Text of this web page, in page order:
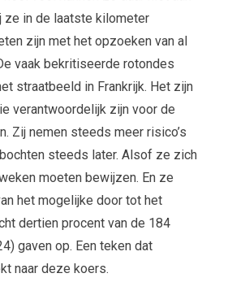
ze in de laatste kilometer
zijn met het opzoeken van al
vaak bekritiseerde rotondes
straatbeeld in Frankrijk. Het zijn
verantwoordelijk zijn voor de
Zij nemen steeds meer risico’s
steeds later. Alsof ze zich
moeten bewijzen. En ze
het mogelijke door tot het
dertien procent van de 184
gaven op. Een teken dat
naar deze koers.